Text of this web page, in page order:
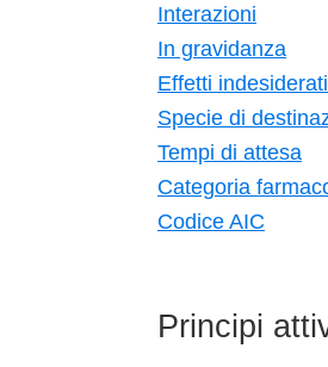
Interazioni
In gravidanza
Effetti indesiderati
Specie di
Tempi di attesa
Categoria
Codice AIC
Principi